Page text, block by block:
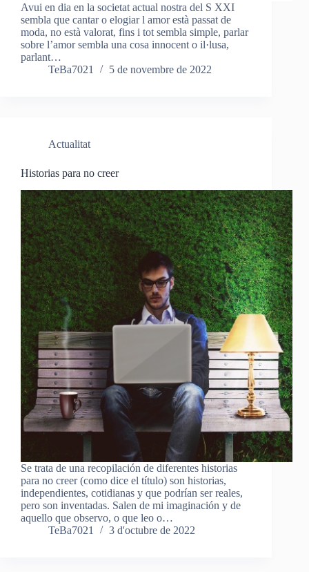
Avui en dia en la societat actual nostra del S XXI
sembla que cantar o elogiar l amor està passat de
moda, no està valorat, fins i tot sembla simple, parlar
sobre l’amor sembla una cosa innocent o il·lusa,
parlant…
TeBa7021
5 de novembre de 2022
Actualitat
Historias para no creer
Se trata de una recopilación de diferentes historias
para no creer (como dice el título) son historias,
independientes, cotidianas y que podrían ser reales,
pero son inventadas. Salen de mi imaginación y de
aquello que observo, o que leo o…
TeBa7021
3 d'octubre de 2022